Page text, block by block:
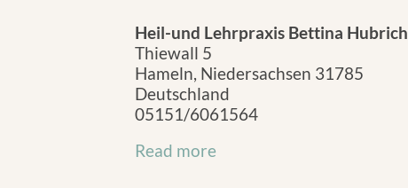
Heil-und Lehrpraxis Bettina Hubrich
Thiewall 5
Hameln, Niedersachsen 31785
Deutschland
05151/6061564
Read more